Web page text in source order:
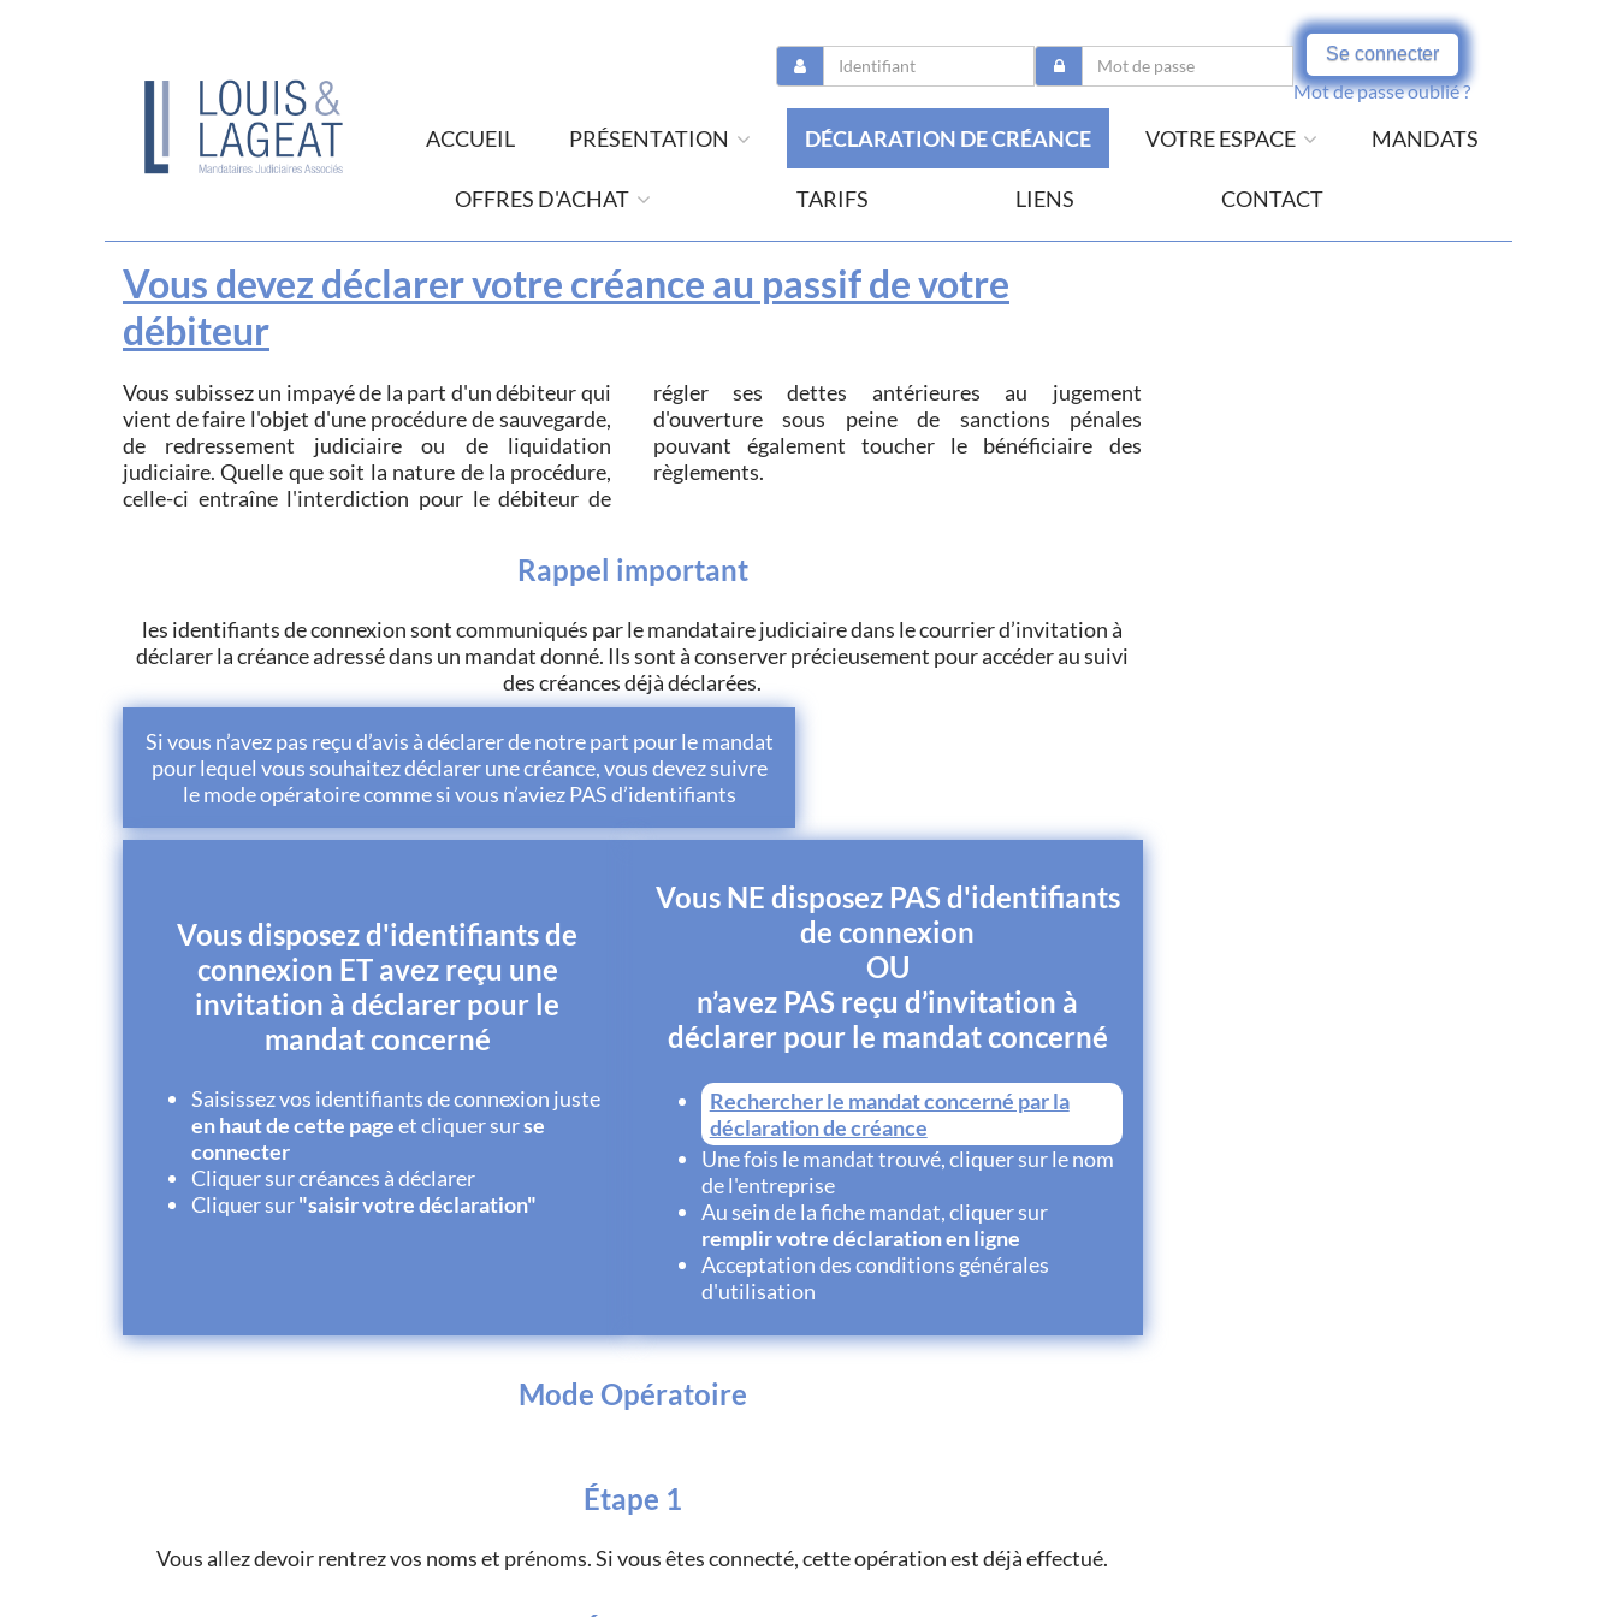
Se connecter
Mot de passe oublié ?
ACCUEIL PRÉSENTATION DÉCLARATION DE CRÉANCE VOTRE ESPACE MANDATS
OFFRES D'ACHAT TARIFS LIENS CONTACT
Vous devez déclarer votre créance au passif de votre
débiteur
Vous subissez un impayé de la part d'un débiteur qui
vient de faire l'objet d'une procédure de sauvegarde,
de redressement judiciaire ou de liquidation
judiciaire. Quelle que soit la nature de la procédure,
celle-ci entraîne l'interdiction pour le débiteur de
régler ses dettes antérieures au jugement
d'ouverture sous peine de sanctions pénales
pouvant également toucher le bénéficiaire des
règlements.
Rappel important
les identifiants de connexion sont communiqués par le mandataire judiciaire dans le courrier d’invitation à
déclarer la créance adressé dans un mandat donné. Ils sont à conserver précieusement pour accéder au suivi
des créances déjà déclarées.
Si vous n’avez pas reçu d’avis à déclarer de notre part pour le mandat
pour lequel vous souhaitez déclarer une créance, vous devez suivre
le mode opératoire comme si vous n’aviez PAS d’identifiants
Mode Opératoire
Vous disposez d'identifiants de
connexion ET avez reçu une
invitation à déclarer pour le
mandat concerné
Saisissez vos identifiants de connexion juste
en haut de cette pageet cliquer surse
connecter
Cliquer sur créances à déclarer
Cliquer sur"saisir votre déclaration"
Vous NE disposez PAS d'identifiants
de connexion
OU
n’avez PAS reçu d’invitation à
déclarer pour le mandat concerné
Rechercher le mandat concerné par la
déclaration de créance
Une fois le mandat trouvé, cliquer sur le nom
de l'entreprise
Au sein de la fiche mandat, cliquer sur
remplir votre déclaration en ligne
Acceptation des conditions générales
d'utilisation
Étape 1
Vous allez devoir rentrez vos noms et prénoms. Si vous êtes connecté, cette opération est déjà effectué.